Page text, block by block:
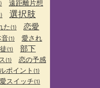
遠距離片想
選択肢
た (1) 恋愛
音(1)
愛され
(1) 部下
(1) 恋の予感
ポイント (1)
スイッチ(1)